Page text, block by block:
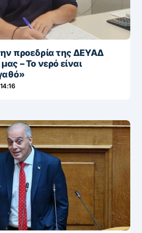
προεδρία της ΔΕΥΑΔ
– Το νερό είναι